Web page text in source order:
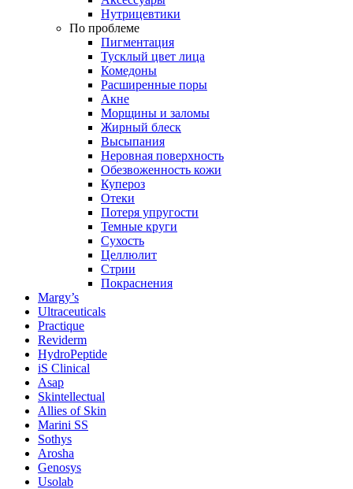
Нутрицевтики
По проблеме
Пигментация
Тусклый цвет лица
Комедоны
Расширенные поры
Акне
Морщины и заломы
Жирный блеск
Высыпания
Неровная поверхность
Обезвоженность кожи
Купероз
Отеки
Потеря упругости
Темные круги
Сухость
Целлюлит
Стрии
Покраснения
Margy’s
Ultraceuticals
Practique
Reviderm
HydroPeptide
iS Clinical
Asap
Skintellectual
Allies of Skin
Marini SS
Sothys
Arosha
Genosys
Usolab